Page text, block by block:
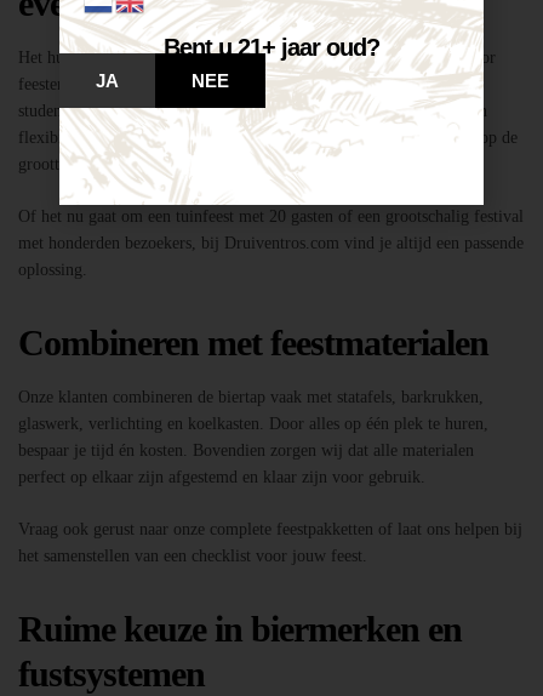
Het huren van een biertap in locatie Breda is niet alleen geschikt voor
feesten thuis, maar ook voor bedrijfsevenementen, buurtfeesten,
studentenfeestjes en verenigingsactiviteiten. Dankzij de mobiliteit en
flexibiliteit van onze tapinstallaties kunnen we moeiteloos inspelen op de
grootte en aard van elk evenement.
Of het nu gaat om een tuinfeest met 20 gasten of een grootschalig festival
met honderden bezoekers, bij Druiventros.com vind je altijd een passende
oplossing.
Combineren met feestmaterialen
Onze klanten combineren de biertap vaak met statafels, barkrukken,
glaswerk, verlichting en koelkasten. Door alles op één plek te huren,
bespaar je tijd én kosten. Bovendien zorgen wij dat alle materialen
perfect op elkaar zijn afgestemd en klaar zijn voor gebruik.
Vraag ook gerust naar onze complete feestpakketten of laat ons helpen bij
het samenstellen van een checklist voor jouw feest.
Ruime keuze in biermerken en
fustsystemen
Bent u 21+ jaar oud?
JA NEE